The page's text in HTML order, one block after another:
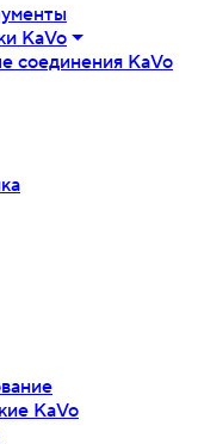
KaVo
соединения KaVo
KaVo